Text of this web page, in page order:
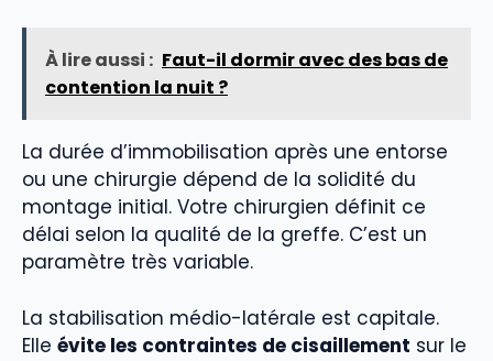
À lire aussi : Faut-il dormir avec des bas de
contention la nuit ?
La durée d’immobilisation après une entorse
ou une chirurgie dépend de la solidité du
montage initial. Votre chirurgien définit ce
délai selon la qualité de la greffe. C’est un
paramètre très variable.
La stabilisation médio-latérale est capitale.
Elle évite les contraintes de cisaillement sur le